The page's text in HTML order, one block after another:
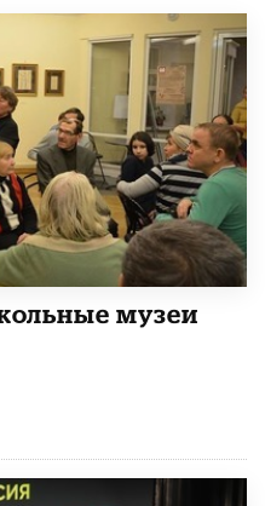
музеи